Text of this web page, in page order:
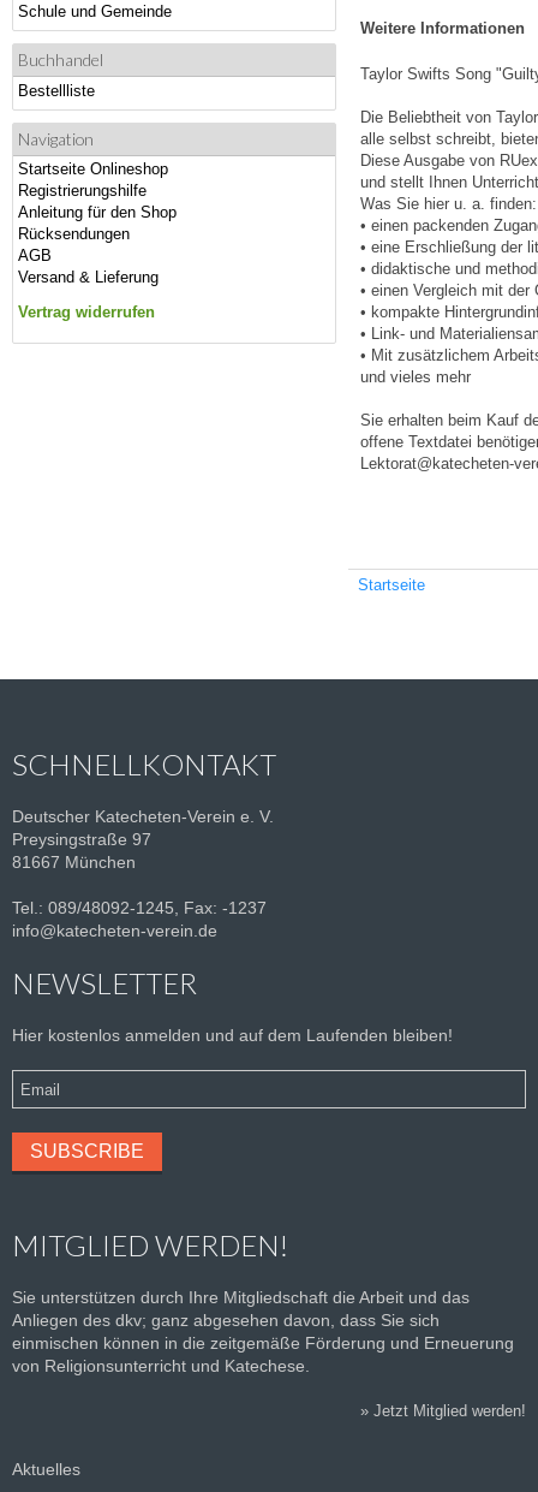
Schule und Gemeinde
Buchhandel
Bestellliste
Navigation
Startseite Onlineshop
Registrierungshilfe
Anleitung für den Shop
Rücksendungen
AGB
Versand & Lieferung
Vertrag widerrufen
Weitere Informationen
Taylor Swifts Song
Die Beliebtheit von
alle selbst schreibt,
Diese Ausgabe von
und stellt Ihnen
Was Sie hier u. a. finden:
• einen packenden
• eine Erschließung der
• didaktische und
• einen Vergleich mit der
• kompakte
• Link- und
• Mit zusätzlichem
und vieles mehr
Sie erhalten beim Kauf
offene Textdatei
Lektorat@katecheten-
Startseite
SCHNELLKONTAKT
Deutscher Katecheten-Verein e. V.
Preysingstraße 97
81667 München
Tel.: 089/48092-1245, Fax: -1237
info@katecheten-verein.de
NEWSLETTER
Hier kostenlos anmelden und auf dem Laufenden bleiben!
MITGLIED WERDEN!
Sie unterstützen durch Ihre Mitgliedschaft die Arbeit und das
Anliegen des dkv; ganz abgesehen davon, dass Sie sich
einmischen können in die zeitgemäße Förderung und Erneuerung
von Religionsunterricht und Katechese.
» Jetzt Mitglied werden!
Aktuelles